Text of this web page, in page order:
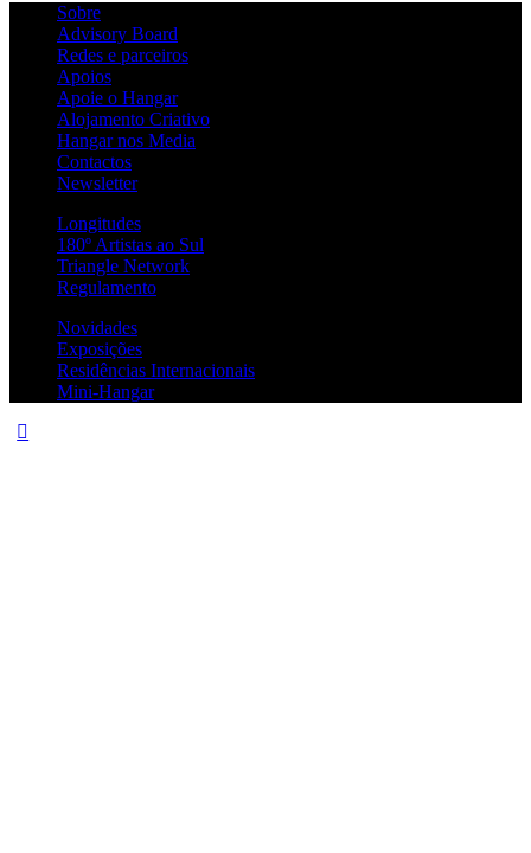
Sobre
Advisory Board
Redes e parceiros
Apoios
Apoie o Hangar
Alojamento Criativo
Hangar nos Media
Contactos
Newsletter
Longitudes
180º Artistas ao Sul
Triangle Network
Regulamento
Novidades
Exposições
Residências Internacionais
Mini-Hangar